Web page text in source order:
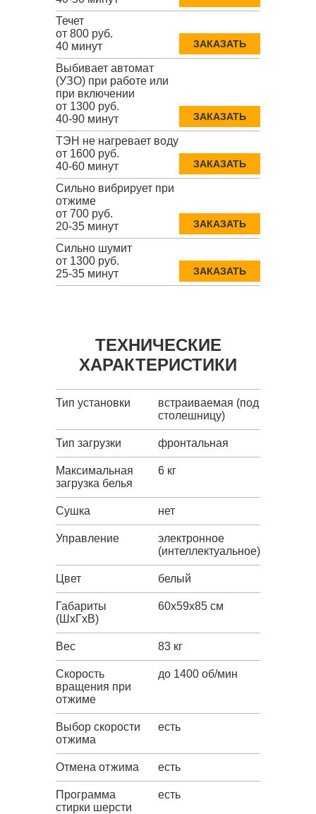
Течет
от 800 руб.
40 минут
ЗАКАЗАТЬ
Выбивает автомат
(УЗО) при работе или
при включении
от 1300 руб.
40-90 минут
ЗАКАЗАТЬ
ТЭН не нагревает воду
от 1600 руб.
40-60 минут
ЗАКАЗАТЬ
Сильно вибрирует при
отжиме
от 700 руб.
20-35 минут
ЗАКАЗАТЬ
Сильно шумит
от 1300 руб.
25-35 минут
ЗАКАЗАТЬ
ТЕХНИЧЕСКИЕ
ХАРАКТЕРИСТИКИ
Тип установки
встраиваемая (под
столешницу)
Тип загрузки фронтальная
Максимальная
загрузка белья
6 кг
Сушка нет
Управление
электронное
(интеллектуальное)
Цвет белый
Габариты
(ШxГxВ)
60x59x85 см
Вес 83 кг
Скорость
вращения при
отжиме
до 1400 об/мин
Выбор скорости
отжима
есть
Отмена отжима есть
Программа
стирки шерсти
есть